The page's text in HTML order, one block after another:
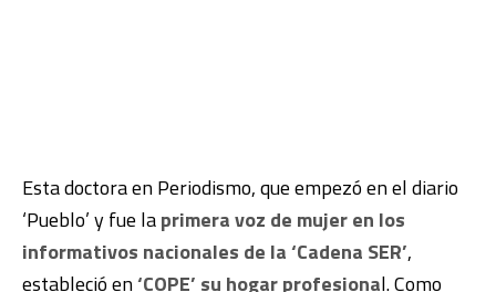
Esta doctora en Periodismo, que empezó en el diario
‘Pueblo’ y fue laprimera voz de mujer en los
informativos nacionales de la ‘Cadena SER’,
estableció en‘COPE’ su hogar profesional. Como